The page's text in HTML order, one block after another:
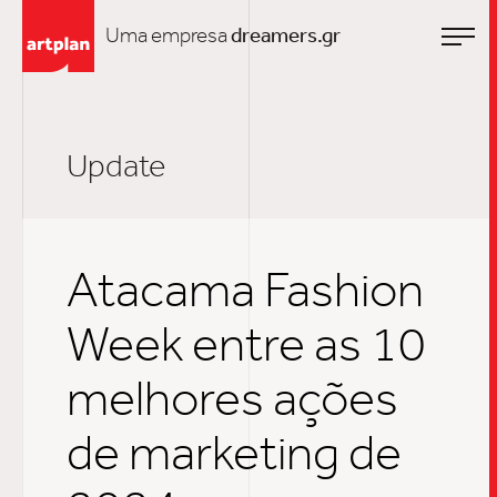
Uma empresadreamers.gr
Update
Atacama Fashion
Week entre as 10
melhores ações
de marketing de